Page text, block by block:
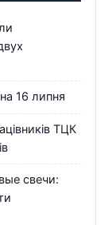
16 липня
ТЦК
свечи: